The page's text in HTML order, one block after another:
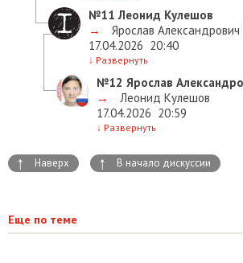
№11 Леонид Кулешов
→
Ярослав Александрович
17.04.2026 20:40
↓ Развернуть
№12 Ярослав
→
Леонид Кулешов
17.04.2026 20:59
↓ Развернуть
↑ Наверх ↑ В начало дискуссии
Еще по теме